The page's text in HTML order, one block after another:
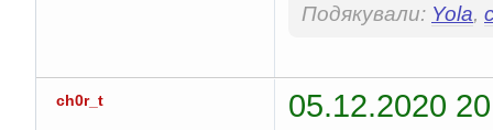
Подякували: Yola,
ch0r_t
05.12.2020